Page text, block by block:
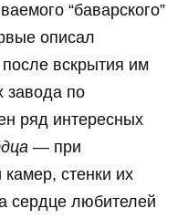
“баварского”
описал
вскрытия им
завода по
ряд интересных
— при
стенки их
сердце любителей